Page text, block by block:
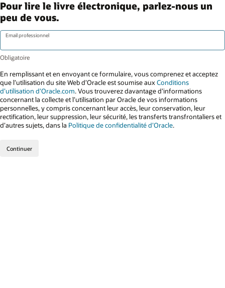
Pour lire le livre électronique, parlez-nous un
peu de vous.
Email professionnel
En remplissant et en envoyant ce formulaire, vous comprenez et acceptez
que l’utilisation du site Web d’Oracle est soumise auxConditions
d’utilisation d’Oracle.com. Vous trouverez davantage d’informations
concernant la collecte et l’utilisation par Oracle de vos informations
personnelles, y compris concernant leur accès, leur conservation, leur
rectification, leur suppression, leur sécurité, les transferts transfrontaliers et
d’autres sujets, dans la Politique de confidentialité d’Oracle.
Continuer